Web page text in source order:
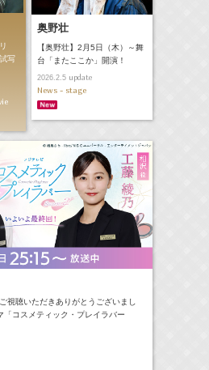
写
奥野壮
【奥野壮】2月5日（木）～舞
台「またここか」開演！
2026.2.5update
News - stage
視聴いただきありがとうございまし
「コスメティック・プレイラバー